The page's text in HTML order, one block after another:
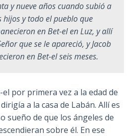
y nueve años cuando subió a
hijos y todo el pueblo que
en Bet-el en Luz, y allí
que se le apareció, y Jacob
en Bet-el seis meses.
el por primera vez a la edad de
a la casa de Labán. Allí es
sueño de que los ángeles de
sobre él. En ese